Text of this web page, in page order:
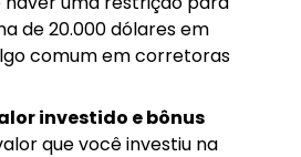
de 20.000 dólares em
comum em corretoras
investido e bônus
que você investiu na